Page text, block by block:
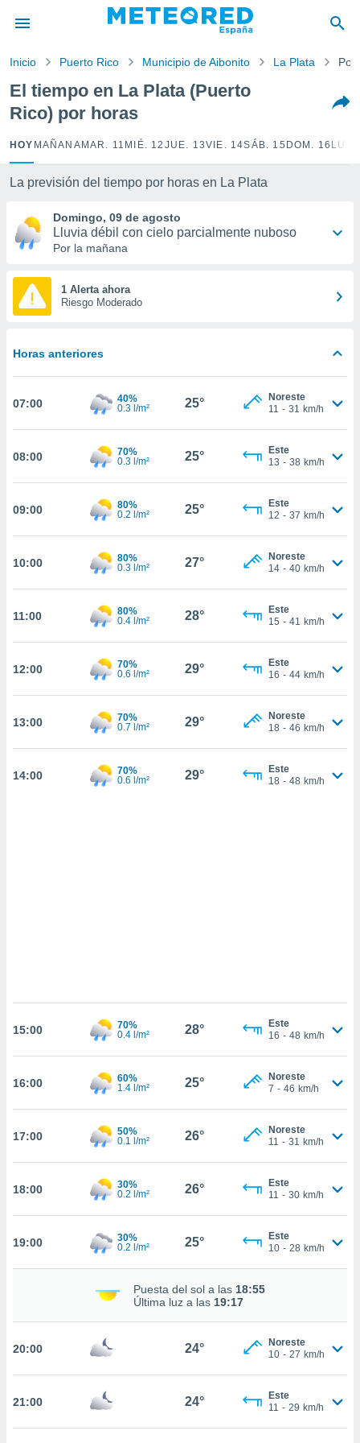
por
para
la
calidad.
a este
las
y
forma
basada
permite
seguir
coste.
botón
a la
todas
nos
y análisis
como
y
en
más
de
sitio
sean
se
ni para
web a
Inicio Puerto Rico Municipio de Aibonito La Plata Por
El tiempo en La Plata (Puerto
Rico) por horas
HOY MAÑANA MAR. 11 MIÉ. 12 JUE. 13VIE. 14SÁB. 15 DOM. 16
La previsión del tiempo por horas en La Plata
Domingo, 09 de agosto
Lluvia débil con cielo parcialmente nuboso
Por la mañana
1 Alerta ahora
Riesgo Moderado
Horas anteriores
07:00
40%
0.3 l/m²
25°
Noreste
11 - 31 km/h
08:00
70%
0.3 l/m²
25°
Este
13 - 38 km/h
09:00
80%
0.2 l/m²
25°
Este
12 - 37 km/h
10:00
80%
0.3 l/m²
27°
Noreste
14 - 40 km/h
11:00
80%
0.4 l/m²
28°
Este
15 - 41 km/h
12:00
70%
0.6 l/m²
29°
Este
16 - 44 km/h
13:00
70%
0.7 l/m²
29°
Noreste
18 - 46 km/h
14:00
70%
0.6 l/m²
29°
Este
18 - 48 km/h
15:00
70%
0.4 l/m²
28°
Este
16 - 48 km/h
16:00
60%
1.4 l/m²
25°
Noreste
7 - 46 km/h
17:00
50%
0.1 l/m²
26°
Noreste
11 - 31 km/h
18:00
30%
0.2 l/m²
26°
Este
11 - 30 km/h
19:00
30%
0.2 l/m²
25°
Este
10 - 28 km/h
Puesta del sol a las 18:55
Última luz a las 19:17
20:00 24°
Noreste
10 - 27 km/h
21:00 24°
Este
11 - 29 km/h